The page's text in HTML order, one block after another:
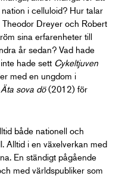
i celluloid? Hur talar
Dreyer och Robert
sina erfarenheter till
år sedan? Vad hade
hade sett Cykeltjuven
med en ungdom i
Äta sova dö(2012) för
både nationell och
Alltid i en växelverkan med
En ständigt pågående
med världspubliker som